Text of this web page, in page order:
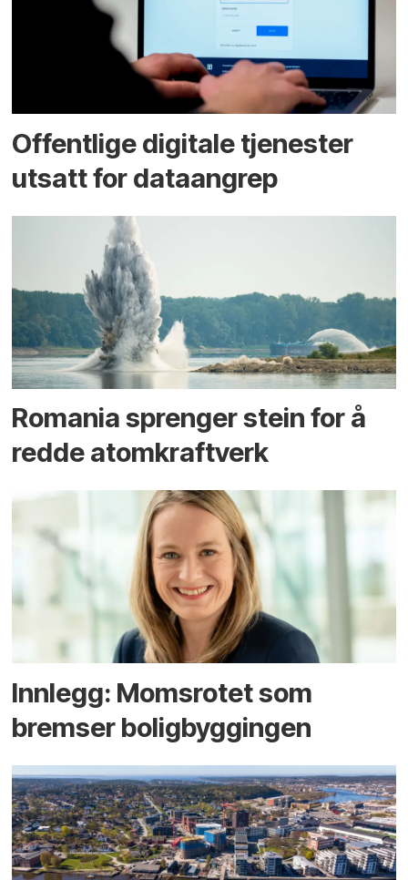
Offentlige digitale tjenester
utsatt for dataangrep
Romania sprenger stein for å
redde atomkraftverk
Innlegg: Moms­rotet som
bremser bolig­byggingen